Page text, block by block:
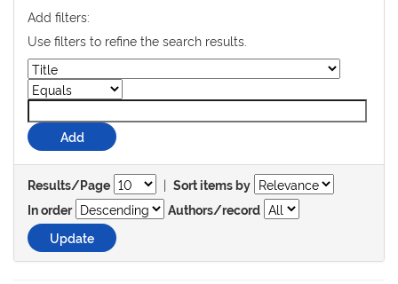
Add filters:
Use filters to refine the search results.
Results/Page | Sort items by
In order
Authors/record